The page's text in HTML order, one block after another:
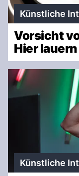
Künstliche
Vorsicht
Hier
Künstliche